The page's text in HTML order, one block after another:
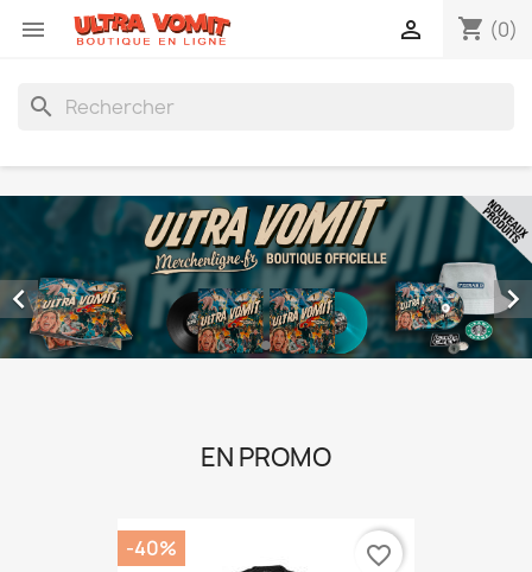
 shopping_cart (0)

search
 
EN PROMO
-40% favorite_border